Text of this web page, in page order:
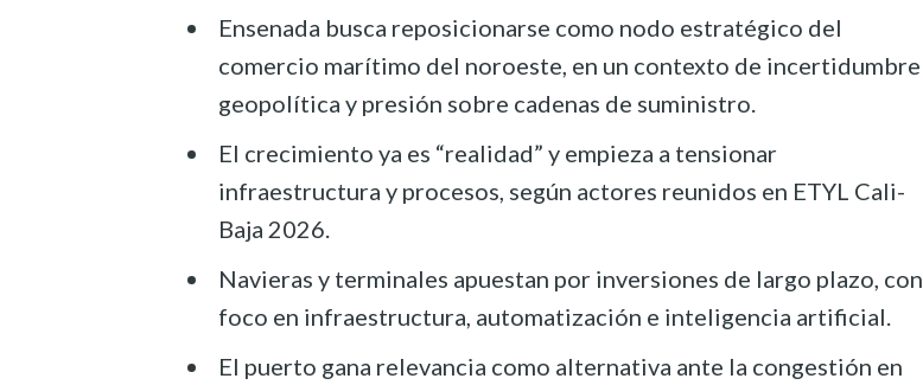
Ensenada busca reposicionarse como nodo estratégico del
comercio marítimo del noroeste, en un contexto de incertidumbre
geopolítica y presión sobre cadenas de suministro.
El crecimiento ya es “realidad” y empieza a tensionar
infraestructura y procesos, según actores reunidos en ETYL Cali-
Baja 2026.
Navieras y terminales apuestan por inversiones de largo plazo, con
foco en infraestructura, automatización e inteligencia artificial.
El puerto gana relevancia como alternativa ante la congestión en